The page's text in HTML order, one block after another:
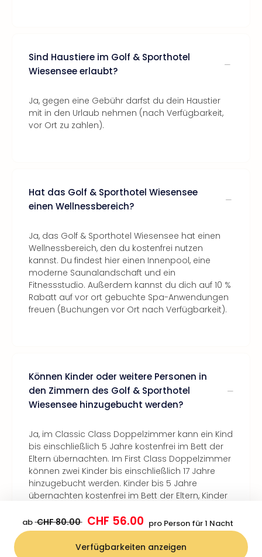
Sind Haustiere im Golf & Sporthotel
Wiesensee erlaubt?
Ja, gegen eine Gebühr darfst du dein Haustier
mit in den Urlaub nehmen (nach Verfügbarkeit,
vor Ort zu zahlen).
Hat das Golf & Sporthotel Wiesensee
einen Wellnessbereich?
Ja, das Golf & Sporthotel Wiesensee hat einen
Wellnessbereich, den du kostenfrei nutzen
kannst. Du findest hier einen Innenpool, eine
moderne Saunalandschaft und ein
Fitnessstudio. Außerdem kannst du dich auf 10 %
Rabatt auf vor ort gebuchte Spa-Anwendungen
freuen (Buchungen vor Ort nach Verfügbarkeit).
Können Kinder oder weitere Personen in
den Zimmern des Golf & Sporthotel
Wiesensee hinzugebucht werden?
Ja, im Classic Class Doppelzimmer kann ein Kind
bis einschließlich 5 Jahre kostenfrei im Bett der
Eltern übernachten. Im First Class Doppelzimmer
können zwei Kinder bis einschließlich 17 Jahre
hinzugebucht werden. Kinder bis 5 Jahre
übernachten kostenfrei im Bett der Eltern, Kinder
für 60 € im Zustellbett.
ab CHF 80.00 CHF 56.00 pro Person für 1 Nacht
Verfügbarkeiten anzeigen